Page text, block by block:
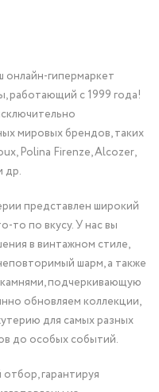
онлайн-гипермаркет
работающий с 1999 года!
мировых брендов, таких
Polina Firenze, Alcozer,
др.
представлен широкий
то по вкусу. У нас вы
в винтажном стиле,
шарм, а также
подчеркивающую
обновляем коллекции,
для самых разных
до особых событий.
гарантируя